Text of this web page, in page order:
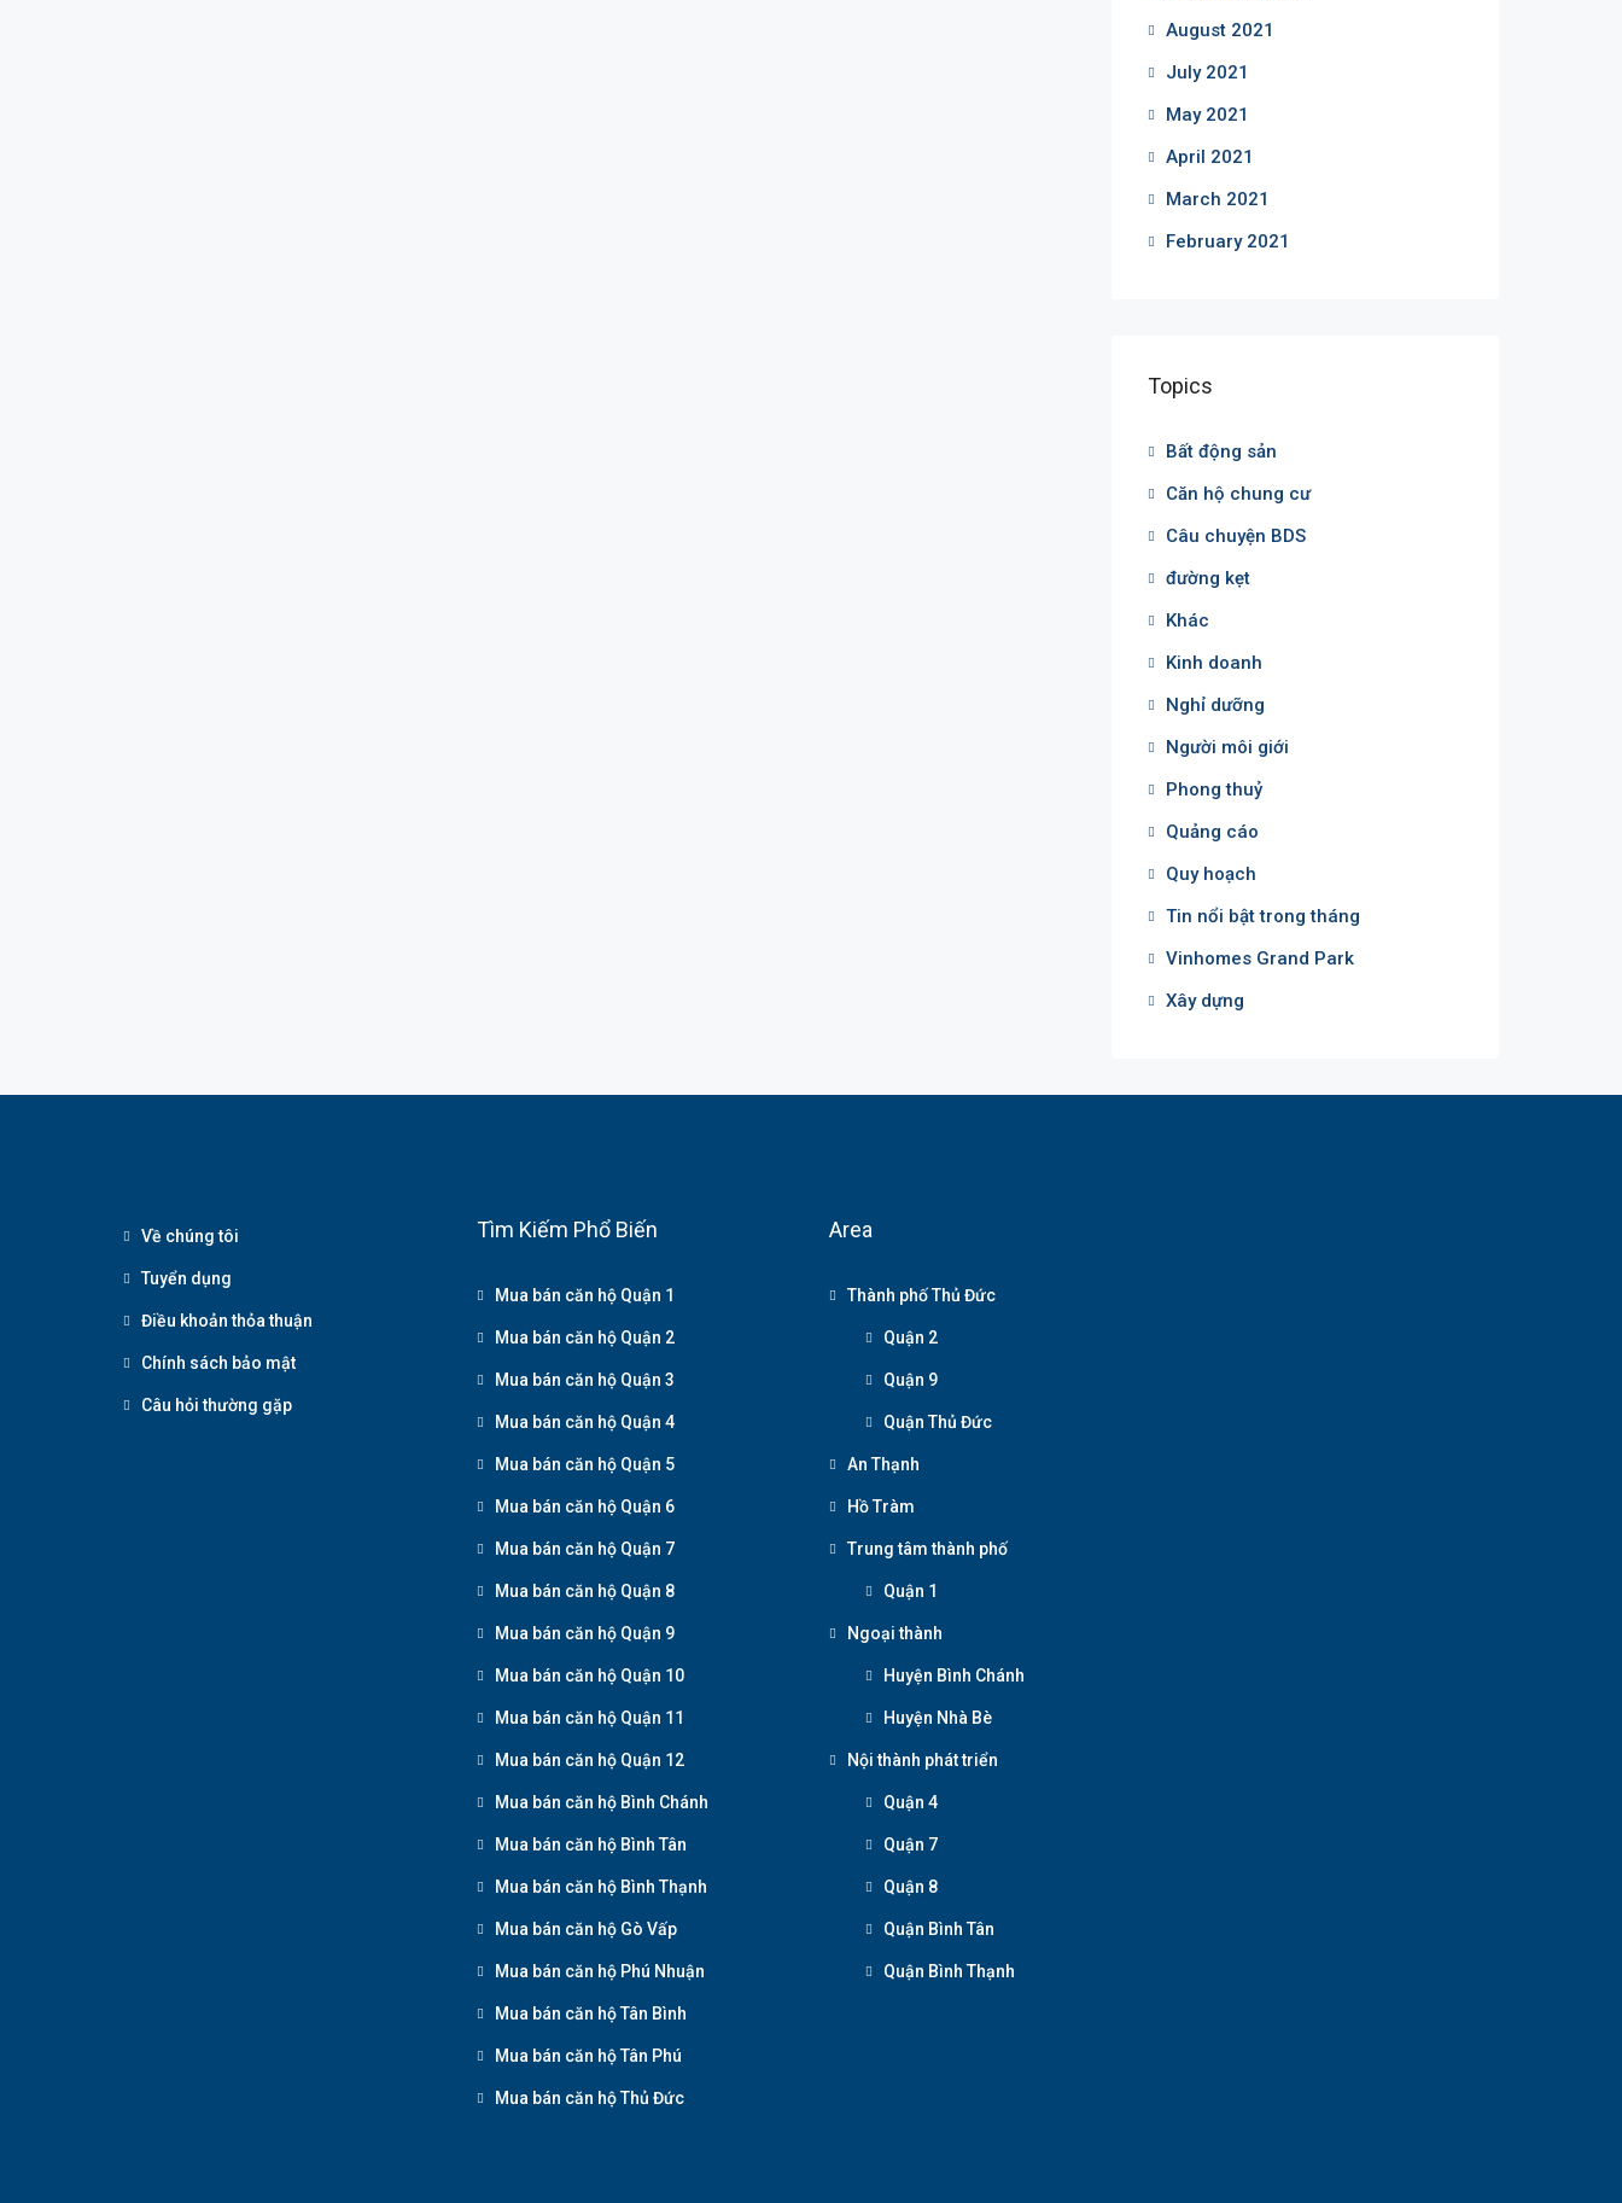
August 2021
July 2021
May 2021
April 2021
March 2021
February 2021
Topics
Bất động sản
Căn hộ chung cư
Câu chuyện BDS
đường kẹt
Khác
Kinh doanh
Nghỉ dưỡng
Người môi giới
Phong thuỷ
Quảng cáo
Quy hoạch
Tin nổi bật trong tháng
Vinhomes Grand Park
Xây dựng
Về chúng tôi
Tuyển dụng
Điều khoản thỏa thuận
Chính sách bảo mật
Câu hỏi thường gặp
Tìm Kiếm Phổ Biến
Mua bán căn hộ Quận 1
Mua bán căn hộ Quận 2
Mua bán căn hộ Quận 3
Mua bán căn hộ Quận 4
Mua bán căn hộ Quận 5
Mua bán căn hộ Quận 6
Mua bán căn hộ Quận 7
Mua bán căn hộ Quận 8
Mua bán căn hộ Quận 9
Mua bán căn hộ Quận 10
Mua bán căn hộ Quận 11
Mua bán căn hộ Quận 12
Mua bán căn hộ Bình Chánh
Mua bán căn hộ Bình Tân
Mua bán căn hộ Bình Thạnh
Mua bán căn hộ Gò Vấp
Mua bán căn hộ Phú Nhuận
Mua bán căn hộ Tân Bình
Mua bán căn hộ Tân Phú
Mua bán căn hộ Thủ Đức
Area
Thành phố Thủ Đức
Quận 2
Quận 9
Quận Thủ Đức
An Thạnh
Hồ Tràm
Trung tâm thành phố
Quận 1
Ngoại thành
Huyện Bình Chánh
Huyện Nhà Bè
Nội thành phát triển
Quận 4
Quận 7
Quận 8
Quận Bình Tân
Quận Bình Thạnh